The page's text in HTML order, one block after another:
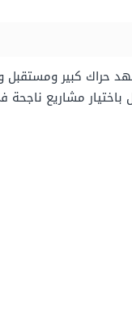
كبير ومستقبل
باختيار مشاريع